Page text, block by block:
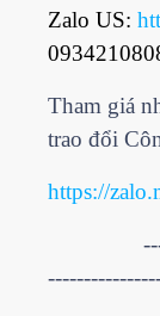
Zalo US:
Tham giá
trao đổi
https://